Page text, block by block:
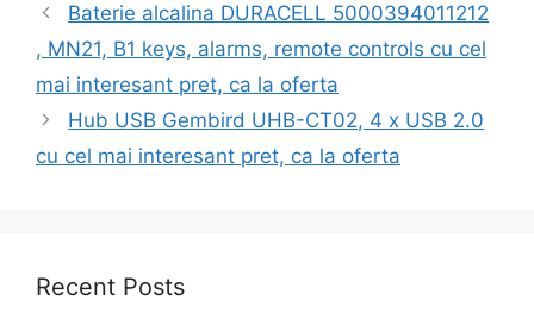
Baterie alcalina DURACELL 5000394011212
, MN21, B1 keys, alarms, remote controls cu cel
mai interesant pret, ca la oferta
Hub USB Gembird UHB-CT02, 4 x USB 2.0
cu cel mai interesant pret, ca la oferta
Recent Posts